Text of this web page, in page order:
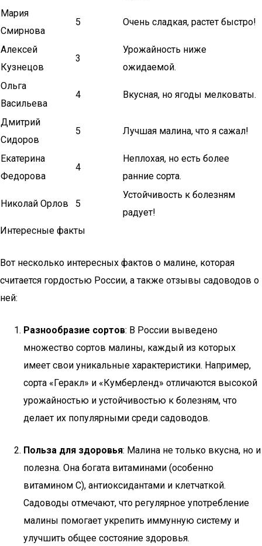
Мария
Смирнова
5 Очень сладкая, растет быстро!
Алексей
Кузнецов
3
Урожайность ниже
ожидаемой.
Ольга
Васильева
4 Вкусная, но ягоды мелковаты.
Дмитрий
Сидоров
5 Лучшая малина, что я сажал!
Екатерина
Федорова
4
Неплохая, но есть более
ранние сорта.
Николай Орлов 5
Устойчивость к болезням
радует!
Интересные факты
Вот несколько интересных фактов о малине, которая
считается гордостью России, а также отзывы садоводов о
ней:
Разнообразие сортов: В России выведено
множество сортов малины, каждый из которых
имеет свои уникальные характеристики. Например,
сорта «Геракл» и «Кумберленд» отличаются высокой
урожайностью и устойчивостью к болезням, что
делает их популярными среди садоводов.
Польза для здоровья: Малина не только вкусна, но и
полезна. Она богата витаминами (особенно
витамином C), антиоксидантами и клетчаткой.
Садоводы отмечают, что регулярное употребление
малины помогает укрепить иммунную систему и
улучшить общее состояние здоровья.